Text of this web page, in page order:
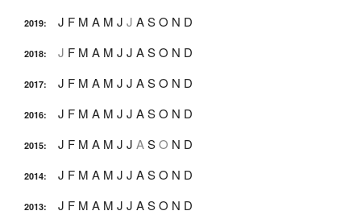
2019: J F M A M J J ASO N D
2018: J F M A M J J ASO N D
2017: J F M A M J J ASO N D
2016: J F M A M J J ASO N D
2015: J F M A M J J ASO N D
2014: J F M A M J J ASO N D
2013: J F M A M J J ASO N D